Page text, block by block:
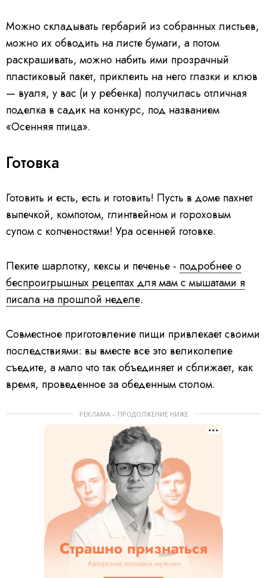
Можно складывать гербарий из собранных листьев,
можно их обводить на листе бумаги, а потом
раскрашивать, можно набить ими прозрачный
пластиковый пакет, приклеить на него глазки и клюв
— вуаля, у вас (и у ребенка) получилась отличная
поделка в садик на конкурс, под названием
«Осенняя птица».
Готовка
Готовить и есть, есть и готовить! Пусть в доме пахнет
выпечкой, компотом, глинтвейном и гороховым
супом с копченостями! Ура осенней готовке.
Пеките шарлотку, кексы и печенье - подробнее о
беспроигрышных рецептах для мам с мышатами я
писала на прошлой неделе.
Совместное приготовление пищи привлекает своими
последствиями: вы вместе все это великолепие
съедите, а мало что так объединяет и сближает, как
время, проведенное за обеденным столом.
РЕКЛАМА – ПРОДОЛЖЕНИЕ НИЖЕ